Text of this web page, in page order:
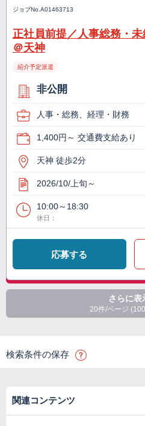
ジョブNo. A01463713
正社員前提／人事総務・
＠天神
紹介予定派遣
非公開
人事・総務、経理・財務
1,400円～ 交通費支給あり
天神 徒歩2分
2026/10/上旬～
10:00～18:30
休日：
応募する
さらに表
20件/ページ
検索条件の保存
関連コンテンツ